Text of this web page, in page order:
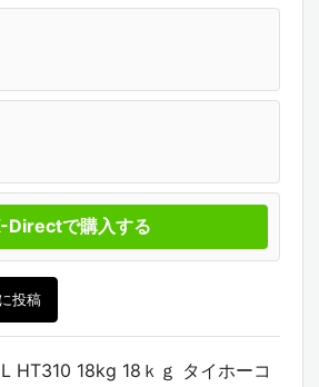
Directで購入する
投稿
HT310 18kg 18ｋｇ タイホーコ